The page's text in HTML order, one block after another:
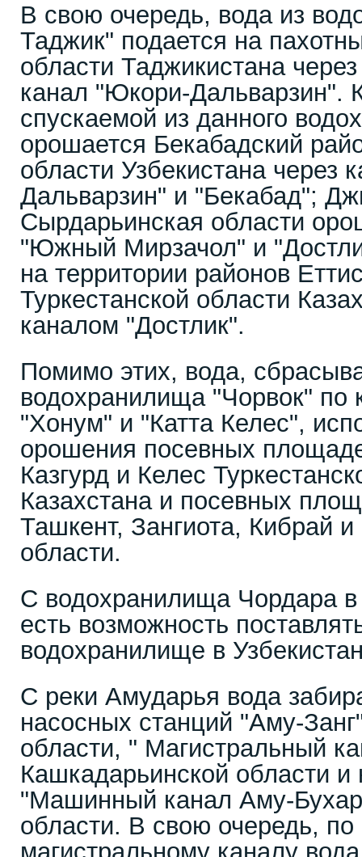
В свою очередь, вода из
Таджик" подается на
области Таджикистана
канал "Юкори-Дальварзин".
спускаемой из данного
орошается Бекабадский
области Узбекистана через
Дальварзин" и "Бекабад";
Сырдарьинская области
"Южный Мирзачол" и
на территории районов
Туркестанской области
каналом "Достлик".
Помимо этих, вода,
водохранилища "Чорвок" по
"Хонум" и "Катта Келес",
орошения посевных
Казгурд и Келес
Казахстана и посевных
Ташкент, Зангиота, Кибрай
области.
С водохранилища Чордара в
есть возможность
водохранилище в
С реки Амударья вода
насосных станций "Аму-
области, " Магистральный
Кашкадарьинской области
"Машинный канал Аму-
области. В свою очередь,